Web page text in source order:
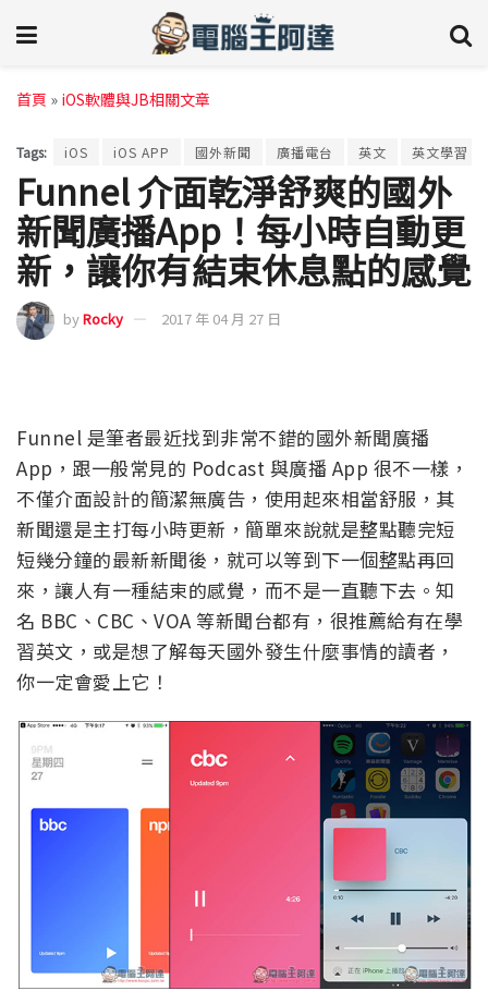
首頁 » iOS軟體與JB相關文章
Tags: iOS iOS APP 國外新聞 廣播電台 英文 英文學習
Funnel 介面乾淨舒爽的國外
新聞廣播App！每小時自動更
新，讓你有結束休息點的感覺
byRocky 2017 年 04 月 27 日
Funnel 是筆者最近找到非常不錯的國外新聞廣播
App，跟一般常見的 Podcast 與廣播 App 很不一樣，
不僅介面設計的簡潔無廣告，使用起來相當舒服，其
新聞還是主打每小時更新，簡單來說就是整點聽完短
短幾分鐘的最新新聞後，就可以等到下一個整點再回
來，讓人有一種結束的感覺，而不是一直聽下去。知
名 BBC、CBC、VOA 等新聞台都有，很推薦給有在學
習英文，或是想了解每天國外發生什麼事情的讀者，
你一定會愛上它！